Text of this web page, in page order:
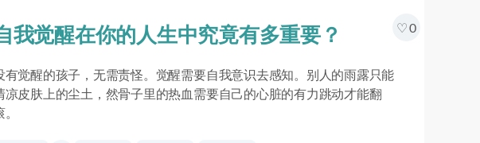
我觉醒在你的人生中究竟有多重要？ 0
有觉醒的孩子，无需责怪。觉醒需要自我意识去感知。别人的雨露只能
凉皮肤上的尘土，然骨子里的热血需要自己的心脏的有力跳动才能翻